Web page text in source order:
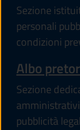
Sezione
personali
condizioni
Albo
Sezione
pubblicità